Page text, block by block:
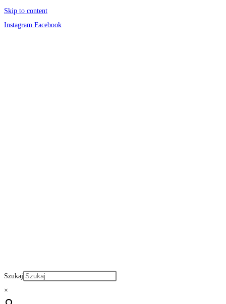
Skip to content
Instagram Facebook
Szukaj
×